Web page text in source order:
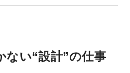
ない“設計”の仕事